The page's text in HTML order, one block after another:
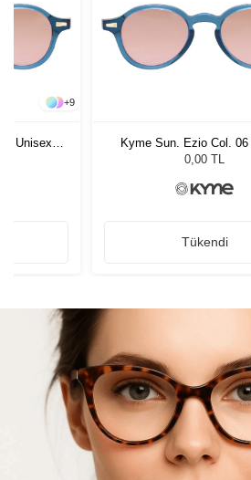
+9
Unisex
Kyme Sun. Ezio Col.
Güneş Gözlüğü
0,00 TL
Tükendi